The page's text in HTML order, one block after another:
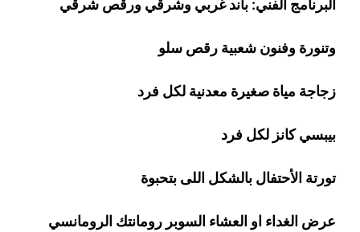
البرنامج الفني: باند غربي وشرقي ورقص شرقي
وتنورة وفنون شعبية رقص سلو
زجاجة مياة صغيرة معدنية لكل فرد
بيبسي كانز لكل فرد
تورتة الأحتفال بالشكل اللى بتحبوة
عرض الغداء او العشاء السوبر رومانتك الرومانسي